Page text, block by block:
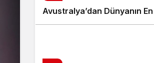
Avustralya’dan Dünyanın